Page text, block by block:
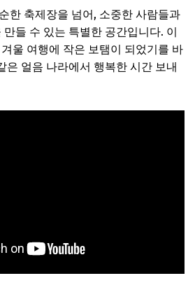
한 축제장을 넘어, 소중한 사람들과
들 수 있는 특별한 공간입니다. 이
울 여행에 작은 보탬이 되었기를 바
은 얼음 나라에서 행복한 시간 보내